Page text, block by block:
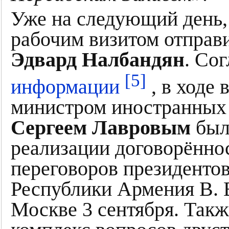
Уже на следующий
рабочим визитом
Эдвард Налбандян.
информации [5] , в ходе
министром
Сергеем Лавровым
реализации
переговоров
Республики Армения В.
Москве 3 сентября.